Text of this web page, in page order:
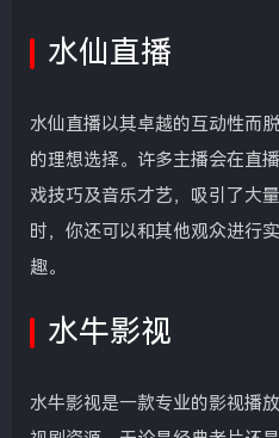
水仙直播
水仙直播以其卓越的互动性而
的理想选择。许多主播会在直
戏技巧及音乐才艺，吸引了大
时，你还可以和其他观众进行
趣。
水牛影视
水牛影视是一款专业的影视播